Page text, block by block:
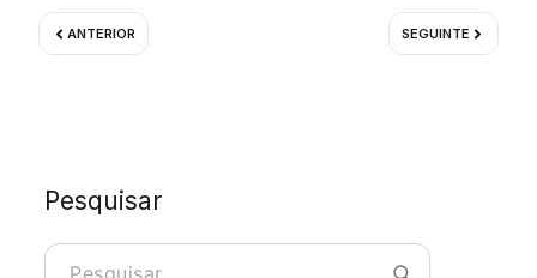
ANTERIOR SEGUINTE
Próximo
Pesquisar
Pesquisar